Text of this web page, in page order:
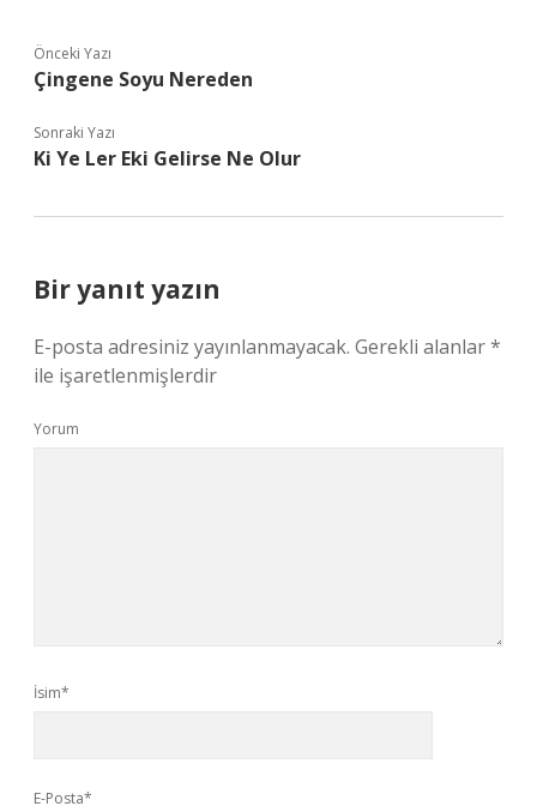
Önceki Yazı
Çingene Soyu Nereden
Sonraki Yazı
Ki Ye Ler Eki Gelirse Ne Olur
Bir yanıt yazın
E-posta adresiniz yayınlanmayacak. Gerekli alanlar*
ile işaretlenmişlerdir
Yorum
İsim*
E-Posta*